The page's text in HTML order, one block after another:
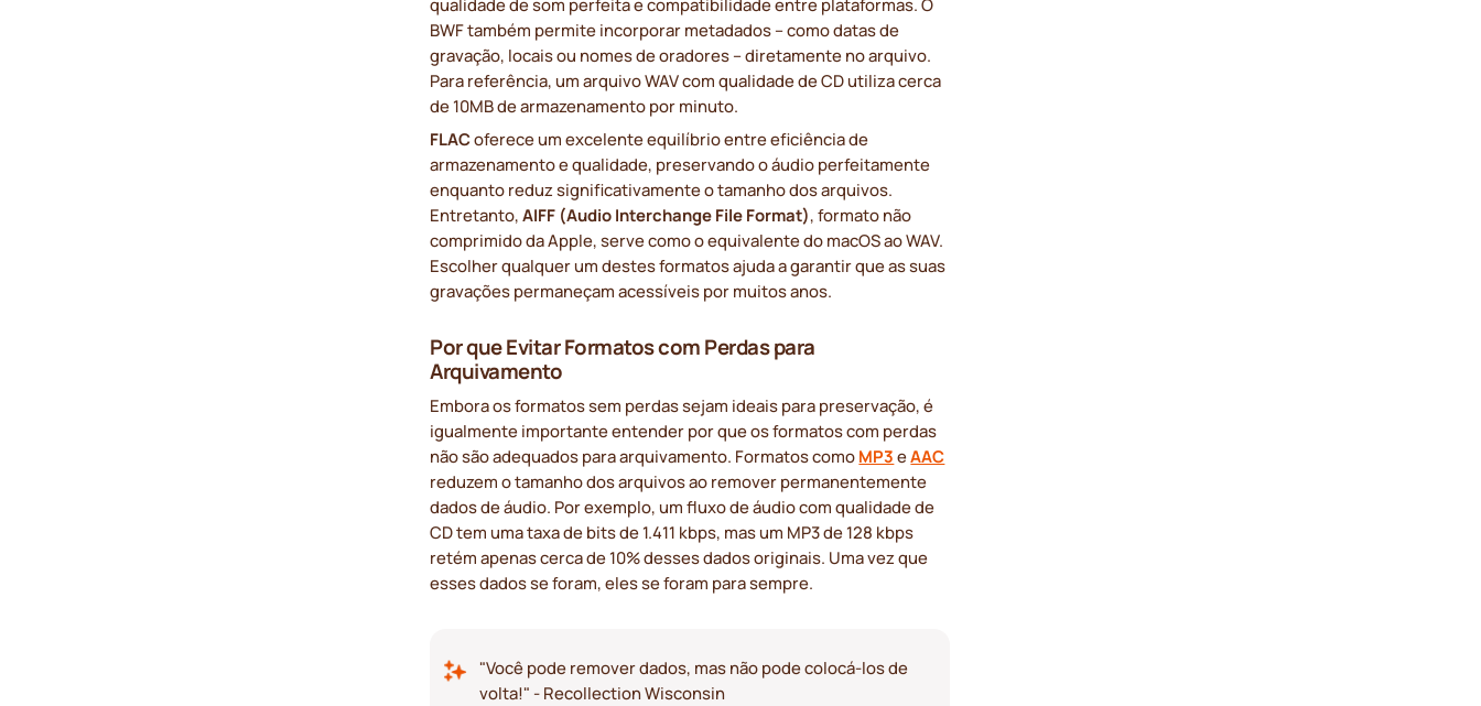
BWF também permite incorporar metadados – como datas de
gravação, locais ou nomes de oradores – diretamente no arquivo.
Para referência, um arquivo WAV com qualidade de CD utiliza cerca
de 10MB de armazenamento por minuto.
FLACoferece um excelente equilíbrio entre eficiência de
armazenamento e qualidade, preservando o áudio perfeitamente
enquanto reduz significativamente o tamanho dos arquivos.
Entretanto,AIFF (Audio Interchange File Format), formato não
comprimido da Apple, serve como o equivalente do macOS ao WAV.
Escolher qualquer um destes formatos ajuda a garantir que as suas
gravações permaneçam acessíveis por muitos anos.
Por que Evitar Formatos com Perdas para
Arquivamento
Embora os formatos sem perdas sejam ideais para preservação, é
igualmente importante entender por que os formatos com perdas
não são adequados para arquivamento. Formatos como MP3 eAAC
reduzem o tamanho dos arquivos ao remover permanentemente
dados de áudio. Por exemplo, um fluxo de áudio com qualidade de
CD tem uma taxa de bits de 1.411 kbps, mas um MP3 de 128 kbps
retém apenas cerca de 10% desses dados originais. Uma vez que
esses dados se foram, eles se foram para sempre.
"Você pode remover dados, mas não pode colocá-los de
volta!" - Recollection Wisconsin